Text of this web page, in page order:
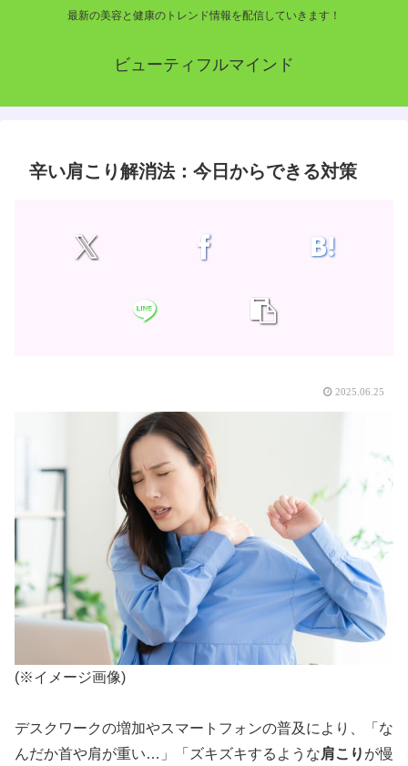
最新の美容と健康のトレンド情報を配信していきます！
ビューティフルマインド
辛い肩こり解消法：今日からできる対策
2025.06.25
(※イメージ画像)
デスクワークの増加やスマートフォンの普及により、「な
んだか首や肩が重い…」「ズキズキするような肩こり が慢